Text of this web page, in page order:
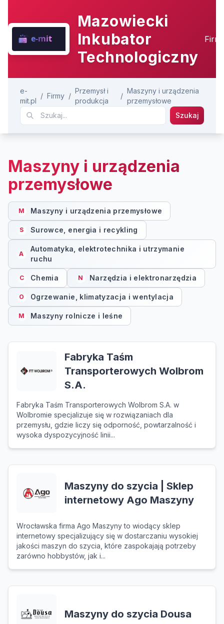
Mazowiecki
Inkubator
Technologiczny
e-
mit.pl
/ Firmy /
Przemysł i
produkcja
/
Maszyny i urządzenia
przemysłowe
Szukaj
Maszyny i urządzenia
przemysłowe
M Maszyny i urządzenia przemysłowe
S Surowce, energia i recykling
A
Automatyka, elektrotechnika i utrzymanie
ruchu
C Chemia N Narzędzia i elektronarzędzia
O Ogrzewanie, klimatyzacja i wentylacja
M Maszyny rolnicze i leśne
Fabryka Taśm
Transporterowych Wolbrom
S.A.
Fabryka Taśm Transporterowych Wolbrom S.A. w
Wolbromie specjalizuje się w rozwiązaniach dla
przemysłu, gdzie liczy się odporność, powtarzalność i
wysoka dyspozycyjność linii...
Maszyny do szycia | Sklep
internetowy Ago Maszyny
Wrocławska firma Ago Maszyny to wiodący sklep
internetowy specjalizujący się w dostarczaniu wysokiej
jakości maszyn do szycia, które zaspokajają potrzeby
zarówno hobbystów, jak i...
Maszyny do szycia Dousa